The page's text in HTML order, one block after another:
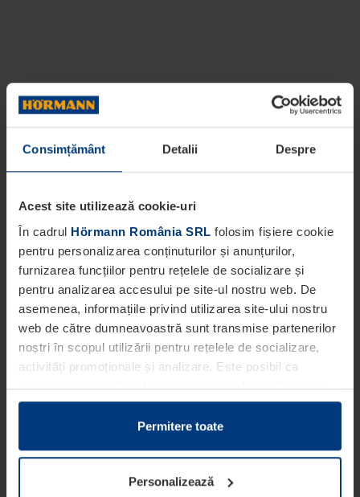
Consimțământ Detalii Despre
Acest site utilizează cookie-uri
În cadrul Hörmann România SRL folosim fișiere cookie
pentru personalizarea conținuturilor și anunțurilor,
furnizarea funcțiilor pentru rețelele de socializare și
pentru analizarea accesului pe site-ul nostru web. De
asemenea, informațiile privind utilizarea site-ului nostru
web de către dumneavoastră sunt transmise partenerilor
noștri în scopul utilizării pentru rețelele de socializare,
activități promoționale și analizare. Este posibil ca
partenerii noștri să sintetizeze aceste informații cu alte
date pe care dumneavoastră le-ați pus la dispoziția
acestora ori care au fost colectate în cadrul utilizării
Din punct de vedere legal, putem stoca fișiere cookie pe
dispozitivul dumneavoastră în cazul în care acestea sunt
Permitere toate
Personalizează